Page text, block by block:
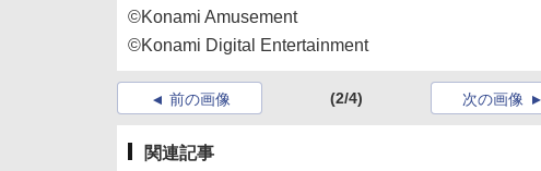
©Konami Amusement
©Konami Digital Entertainment
前の画像 (2/4) 次の画像
関連記事